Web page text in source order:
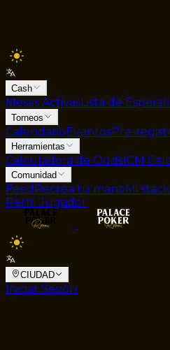
Cash
Mesas ActivasLista de Espera
Torneos
CalendarioEventosPre-
Herramientas
Calculadora de OddsICM
Comunidad
Feed Recrea tu mano Mi
Perfil Jugador
CIUDAD
Iniciar Sesión